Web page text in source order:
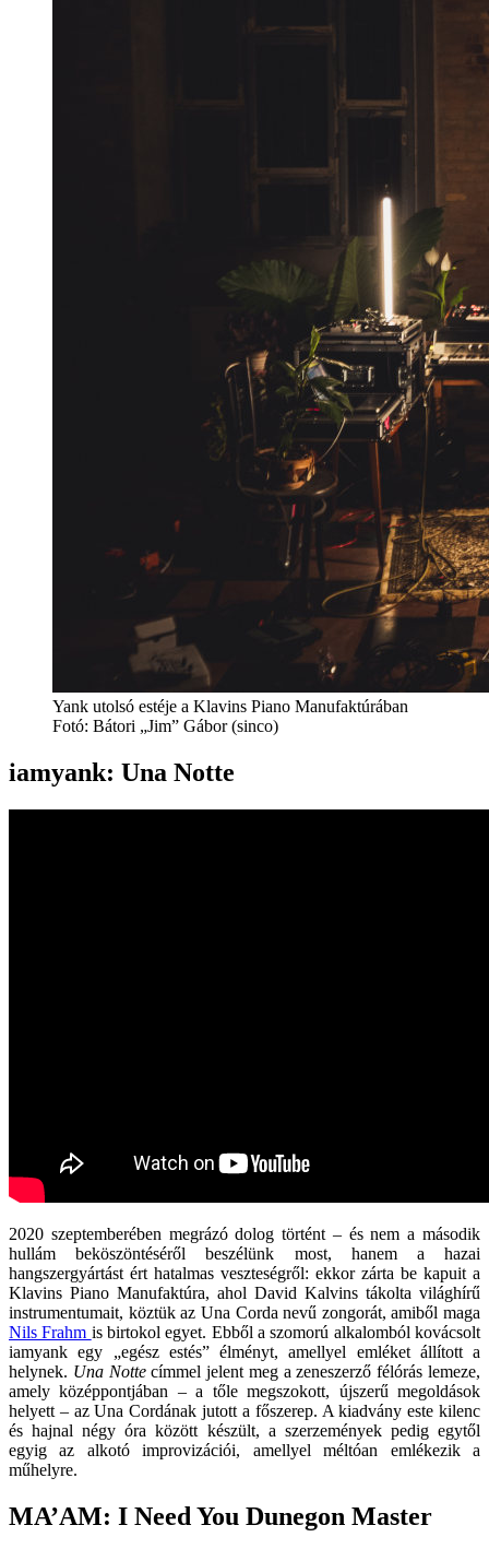
Yank utolsó estéje a Klavins Piano Manufaktúrában
Fotó: Bátori „Jim” Gábor (sinco)
iamyank: Una Notte
2020 szeptemberében megrázó dolog történt – és nem a második
hullám beköszöntéséről beszélünk most, hanem a hazai
hangszergyártást ért hatalmas veszteségről: ekkor zárta be kapuit a
Klavins Piano Manufaktúra, ahol David Kalvins tákolta világhírű
instrumentumait, köztük az Una Corda nevű zongorát, amiből maga
Nils Frahm is birtokol egyet. Ebből a szomorú alkalomból kovácsolt
iamyank egy „egész estés” élményt, amellyel emléket állított a
helynek. Una Nottecímmel jelent meg a zeneszerző félórás lemeze,
amely középpontjában – a tőle megszokott, újszerű megoldások
helyett – az Una Cordának jutott a főszerep. A kiadvány este kilenc
és hajnal négy óra között készült, a szerzemények pedig egytől
egyig az alkotó improvizációi, amellyel méltóan emlékezik a
műhelyre.
MA’AM: I Need You Dunegon Master